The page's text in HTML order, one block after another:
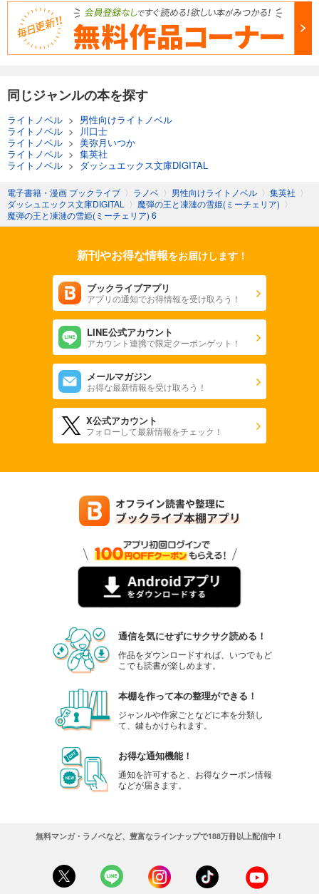
同じジャンルの本を探す
ライトノベル > 男性向けライトノベル
ライトノベル >
川口士
ライトノベル > 美弥月いつか
ライトノベル > 集英社
ライトノベル > ダッシュエックス文庫DIGITAL
電子書籍・漫画 ブックライブ 〉 ラノベ 〉 男性向けライトノベル 〉 集英社 〉
ダッシュエックス文庫DIGITAL
〉 魔弾の王と凍漣の雪姫(ミーチェリア) 〉
魔弾の王と凍漣の雪姫(ミーチェリア) 6
新刊やお得な情報をお届けします！
ブックライブアプリ
アプリの通知でお得情報を受け取ろう！
LINE公式アカウント
アカウント連携で限定クーポンゲット！
メールマガジン
お得な最新情報を受け取ろう！
X公式アカウント
フォローして最新情報をチェック！
通信を気にせずにサクサク読める！
作品をダウンロードすれば、いつでもど
こでも読書が楽しめます。
本棚を作って本の整理ができる！
ジャンルや作家ごとなどに本を分類し
て、鍵もかけられます。
お得な通知機能！
通知を許可すると、お得なクーポン情報
などが届きます。
無料マンガ・ラノベなど、豊富なラインナップで188万冊以上配信中！